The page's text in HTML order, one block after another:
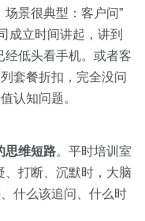
景很典型：客户问”
成立时间讲起，讲到
低头看手机。或者客
套餐折扣，完全没问
认知问题。
思维短路。平时培训室
、打断、沉默时，大脑
什么该追问、什么时